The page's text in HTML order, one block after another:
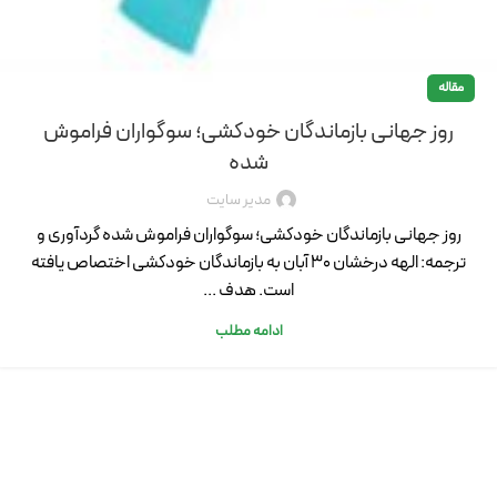
مقاله
روز جهانی بازماندگان خودکشی؛ سوگواران فراموش
شده
مدیر سایت
روز جهانی بازماندگان خودکشی؛ سوگواران فراموش شده گردآوری و
ترجمه: الهه درخشان 30 آبان به بازماندگان خودکشی اختصاص یافته
است. هدف ...
ادامه مطلب